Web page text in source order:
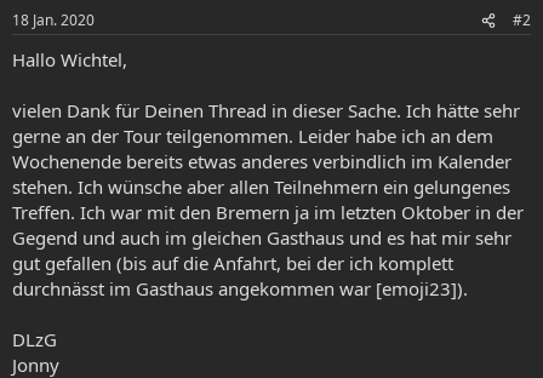
18 Jan. 2020 #2
Hallo Wichtel,
vielen Dank für Deinen Thread in dieser Sache. Ich hätte sehr
gerne an der Tour teilgenommen. Leider habe ich an dem
Wochenende bereits etwas anderes verbindlich im Kalender
stehen. Ich wünsche aber allen Teilnehmern ein gelungenes
Treffen. Ich war mit den Bremern ja im letzten Oktober in der
Gegend und auch im gleichen Gasthaus und es hat mir sehr
gut gefallen (bis auf die Anfahrt, bei der ich komplett
durchnässt im Gasthaus angekommen war [emoji23]).
DLzG
Jonny